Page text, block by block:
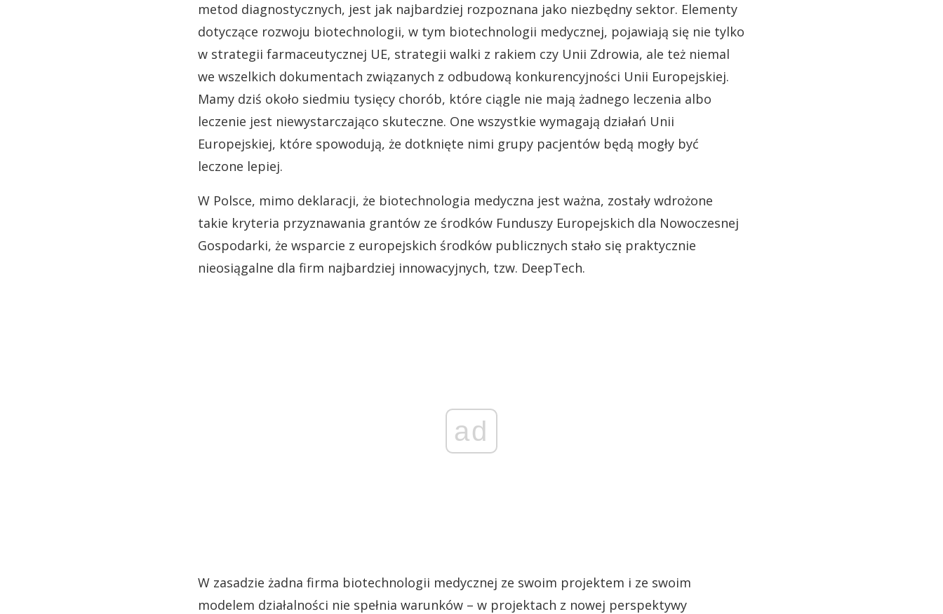
metod diagnostycznych, jest jak najbardziej rozpoznana jako niezbędny sektor. Elementy
dotyczące rozwoju biotechnologii, w tym biotechnologii medycznej, pojawiają się nie tylko
w strategii farmaceutycznej UE, strategii walki z rakiem czy Unii Zdrowia, ale też niemal
we wszelkich dokumentach związanych z odbudową konkurencyjności Unii Europejskiej.
Mamy dziś około siedmiu tysięcy chorób, które ciągle nie mają żadnego leczenia albo
leczenie jest niewystarczająco skuteczne. One wszystkie wymagają działań Unii
Europejskiej, które spowodują, że dotknięte nimi grupy pacjentów będą mogły być
leczone lepiej.
W Polsce, mimo deklaracji, że biotechnologia medyczna jest ważna, zostały wdrożone
takie kryteria przyznawania grantów ze środków Funduszy Europejskich dla Nowoczesnej
Gospodarki, że wsparcie z europejskich środków publicznych stało się praktycznie
nieosiągalne dla firm najbardziej innowacyjnych, tzw. DeepTech.
ad
W zasadzie żadna firma biotechnologii medycznej ze swoim projektem i ze swoim
modelem działalności nie spełnia warunków – w projektach z nowej perspektywy